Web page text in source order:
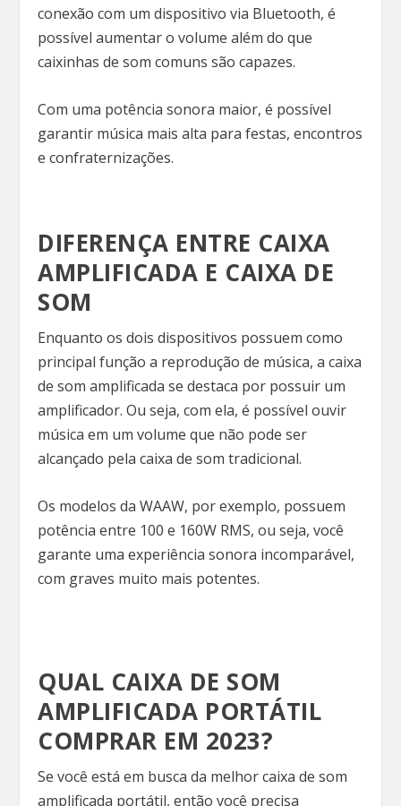
conexão com um dispositivo via Bluetooth, é
possível aumentar o volume além do que
caixinhas de som comuns são capazes.
Com uma potência sonora maior, é possível
garantir música mais alta para festas, encontros
e confraternizações.
DIFERENÇA ENTRE CAIXA
AMPLIFICADA E CAIXA DE
SOM
Enquanto os dois dispositivos possuem como
principal função a reprodução de música, a caixa
de som amplificada se destaca por possuir um
amplificador. Ou seja, com ela, é possível ouvir
música em um volume que não pode ser
alcançado pela caixa de som tradicional.
Os modelos da WAAW, por exemplo, possuem
potência entre 100 e 160W RMS, ou seja, você
garante uma experiência sonora incomparável,
com graves muito mais potentes.
QUAL CAIXA DE SOM
AMPLIFICADA PORTÁTIL
COMPRAR EM 2023?
Se você está em busca da melhor caixa de som
amplificada portátil, então você precisa